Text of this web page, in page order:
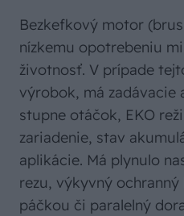
Bezkefkový motor
nízkemu opotrebeniu
životnosť. V prípade
výrobok, má zadávacie
stupne otáčok, EKO
zariadenie, stav
aplikácie. Má plynulo
rezu, výkyvný
páčkou či paralelný